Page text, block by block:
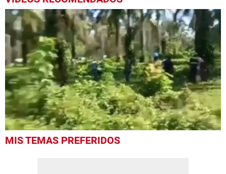
seconds
MIS TEMAS PREFERIDOS